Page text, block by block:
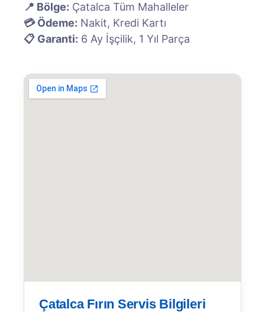
📍 Bölge: Çatalca Tüm Mahalleler
💳 Ödeme: Nakit, Kredi Kartı
📋 Garanti: 6 Ay İşçilik, 1 Yıl Parça
Çatalca Fırın Servis Bilgileri